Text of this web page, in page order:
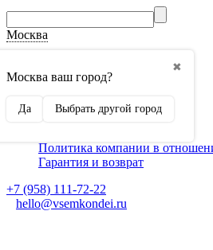
Москва
✖
Москва ваш город?
Да Выбрать другой город
Способы оплаты
Монтаж кондиционеров
Для партнеров
Политика компании в
Гарантия и возврат
+7 (958) 111-72-22
hello@vsemkondei.ru